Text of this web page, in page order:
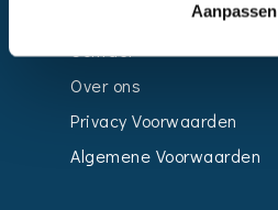
Aanpassen
Over ons
Privacy Voorwaarden
Algemene Voorwaarden